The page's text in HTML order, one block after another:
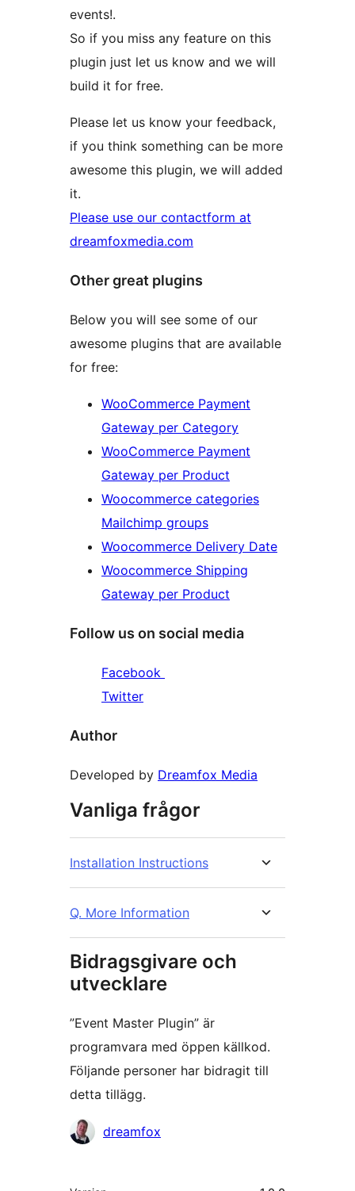
events!.
So if you miss any feature on this
plugin just let us know and we will
build it for free.
Please let us know your feedback,
if you think something can be more
awesome this plugin, we will added
it.
Please use our contactform at
dreamfoxmedia.com
Other great plugins
Below you will see some of our
awesome plugins that are available
for free:
WooCommerce Payment
Gateway per Category
WooCommerce Payment
Gateway per Product
Woocommerce categories
Mailchimp groups
Woocommerce Delivery Date
Woocommerce Shipping
Gateway per Product
Follow us on social media
Facebook
Twitter
Author
Developed by Dreamfox Media
Vanliga frågor
Installation Instructions
Q. More Information
Bidragsgivare och
utvecklare
”Event Master Plugin” är
programvara med öppen källkod.
Följande personer har bidragit till
detta tillägg.
Bidragande
dreamfox
Meta